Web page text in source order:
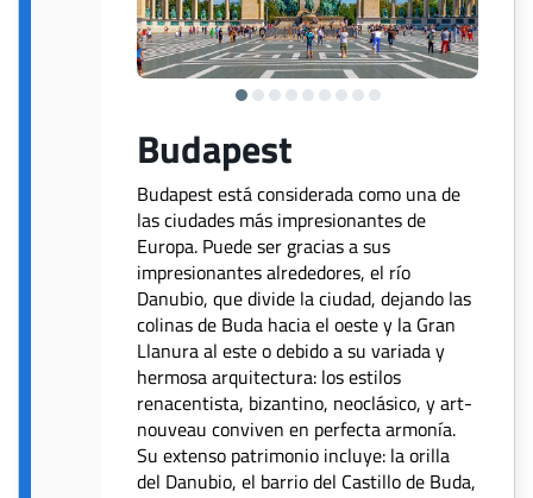
Budapest
Budapest está considerada como una de
las ciudades más impresionantes de
Europa. Puede ser gracias a sus
impresionantes alrededores, el río
Danubio, que divide la ciudad, dejando las
colinas de Buda hacia el oeste y la Gran
Llanura al este o debido a su variada y
hermosa arquitectura: los estilos
renacentista, bizantino, neoclásico, y art-
nouveau conviven en perfecta armonía.
Su extenso patrimonio incluye: la orilla
del Danubio, el barrio del Castillo de Buda,